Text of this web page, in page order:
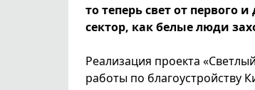
то теперь свет от первого
сектор, как белые люди
Реализация проекта
работы по